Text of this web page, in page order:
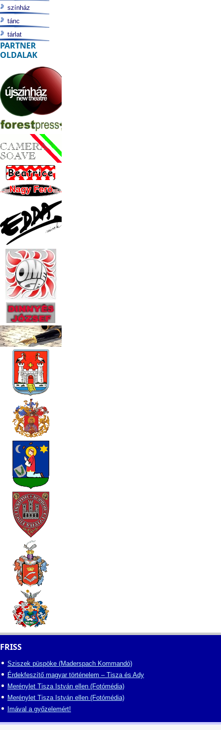
színház
tánc
tárlat
PARTNER
OLDALAK
FRISS
Sziszek püspöke (Maderspach Kommandó)
Érdekfeszítő magyar történelem – Tisza és Ady
Merénylet Tisza István ellen (Fotómédia)
Merénylet Tisza István ellen (Fotómédia)
Imával a győzelemért!